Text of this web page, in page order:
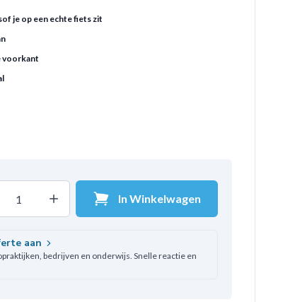
je op een echte fiets zit
voorkant
quantityIncrease quantityIn Winkelwagen
aan
bedrijven en onderwijs. Snelle reactie en